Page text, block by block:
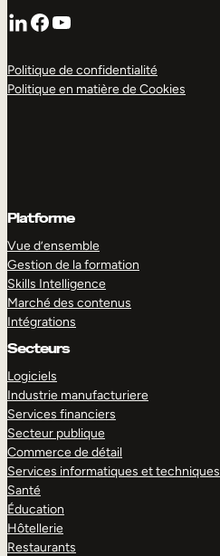
LinkedIn
Facebook
YouTube
Politique de confidentialité
Politique en matière de Cookies
Platforme
Vue d’ensemble
Gestion de la formation
Skills Intelligence
Marché des contenus
Intégrations
Secteurs
Logiciels
Industrie manufacturiere
Services financiers
Secteur publique
Commerce de détail
Services informatiques et techniques
Santé
Éducation
Hôtellerie
Restaurants